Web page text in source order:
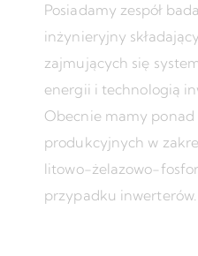
Posiadamy zespół
inżynieryjny
zajmujących się
energii i technologią
Obecnie mamy ponad
produkcyjnych w
litowo-żelazowo-
przypadku inwerterów.